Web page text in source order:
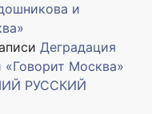
и
Деградация
Москва»
РУССКИЙ